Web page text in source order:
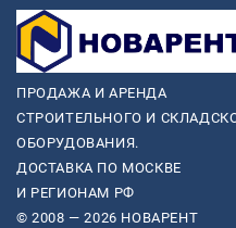
ПРОДАЖА И АРЕНДА
СТРОИТЕЛЬНОГО И
ОБОРУДОВАНИЯ.
ДОСТАВКА ПО МОСКВЕ
И РЕГИОНАМ РФ
© 2008 — 2026 НОВАРЕНТ